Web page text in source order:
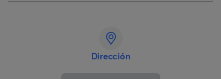
Dirección